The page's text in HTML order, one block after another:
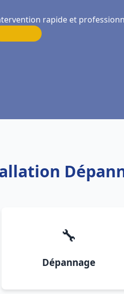
rapide et
🔧
Dépannage